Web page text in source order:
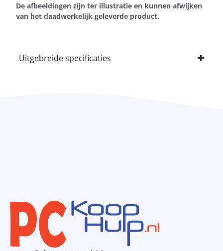
De afbeeldingen zijn ter illustratie en kunnen afwijken
van het daadwerkelijk geleverde product.
Uitgebreide specificaties